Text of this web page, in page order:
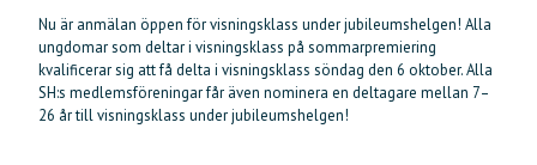
Nu är anmälan öppen för visningsklass under jubileumshelgen! Alla
ungdomar som deltar i visningsklass på sommarpremiering
kvalificerar sig att få delta i visningsklass söndag den 6 oktober. Alla
SH:s medlemsföreningar får även nominera en deltagare mellan 7–
26 år till visningsklass under jubileumshelgen!